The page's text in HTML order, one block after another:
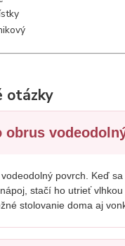
otázky
obrus
povrch. Keď sa
stačí ho utrieť
stolovanie doma aj